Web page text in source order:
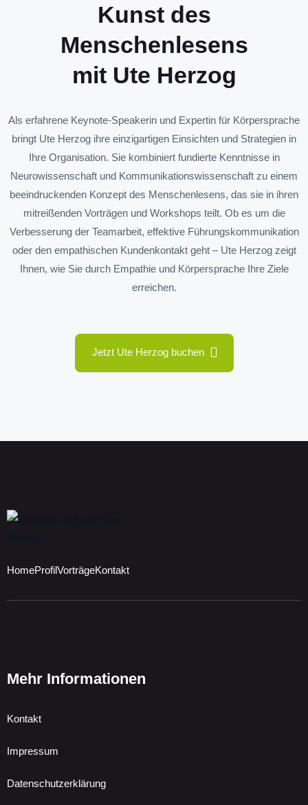
Kunst des
Menschenlesens
mit Ute Herzog
Als erfahrene Keynote-Speakerin und Expertin für Körpersprache
bringt Ute Herzog ihre einzigartigen Einsichten und Strategien in
Ihre Organisation. Sie kombiniert fundierte Kenntnisse in
Neurowissenschaft und Kommunikationswissenschaft zu einem
beeindruckenden Konzept des Menschenlesens, das sie in ihren
mitreißenden Vorträgen und Workshops teilt. Ob es um die
Verbesserung der Teamarbeit, effektive Führungskommunikation
oder den empathischen Kundenkontakt geht – Ute Herzog zeigt
Ihnen, wie Sie durch Empathie und Körpersprache Ihre Ziele
erreichen.
Jetzt Ute Herzog buchen
HomeProfilVorträgeKontakt
Mehr Informationen
Kontakt
Impressum
Datenschutzerklärung